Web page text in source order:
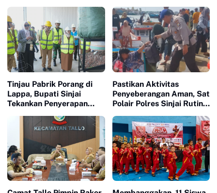
Tinjau Pabrik Porang di
Lappa, Bupati Sinjai
Tekankan Penyerapan
Pastikan Aktivitas
Penyeberangan Aman, Sat
Polair Polres Sinjai Rutin